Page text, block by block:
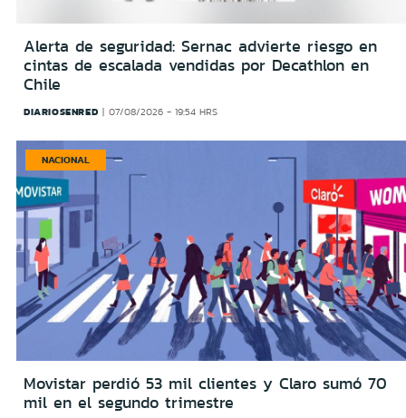
Alerta de seguridad: Sernac advierte riesgo en
cintas de escalada vendidas por Decathlon en
Chile
DIARIOSENRED 07/08/2026 - 19:54 HRS
NACIONAL
Movistar perdió 53 mil clientes y Claro sumó 70
mil en el segundo trimestre